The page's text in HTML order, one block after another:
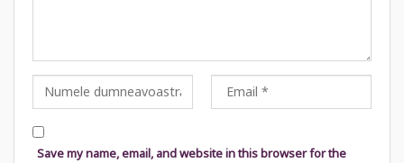
Save my name, email, and website in this browser for the